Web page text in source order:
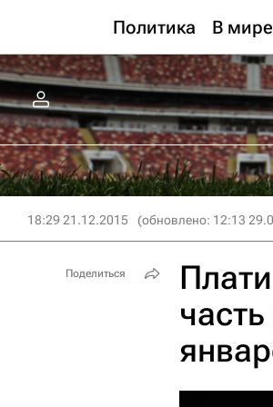
Политика В мире
18:29 21.12.2015 (обновлено: 12:13
Поделиться